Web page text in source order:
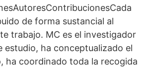
de forma sustancial al
trabajo. MC es el investigador
estudio, ha conceptualizado el
ha coordinado toda la recogida